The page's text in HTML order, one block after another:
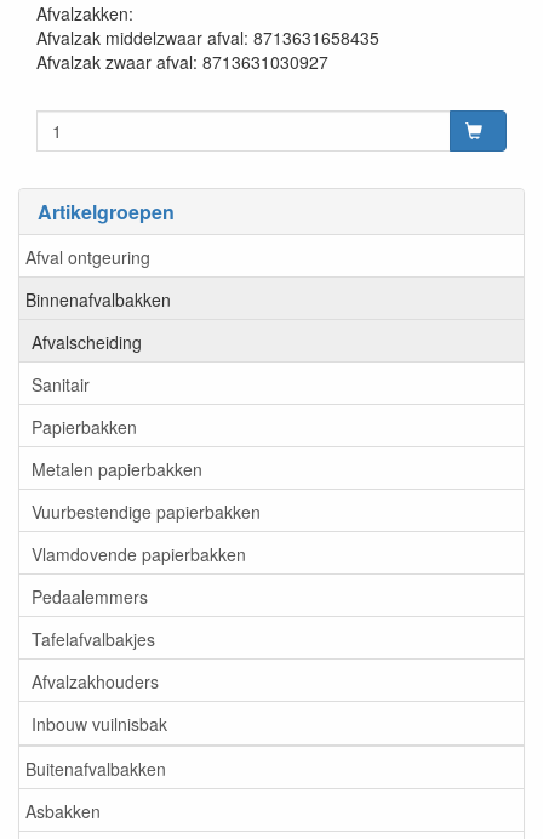
Artikelgroepen
Afval ontgeuring
Binnenafvalbakken
Afvalscheiding
Sanitair
Papierbakken
Metalen papierbakken
Vuurbestendige papierbakken
Vlamdovende papierbakken
Pedaalemmers
Tafelafvalbakjes
Afvalzakhouders
Inbouw vuilnisbak
Buitenafvalbakken
Asbakken
Afvalzakken:
Afvalzak middelzwaar afval: 8713631658435
Afvalzak zwaar afval: 8713631030927